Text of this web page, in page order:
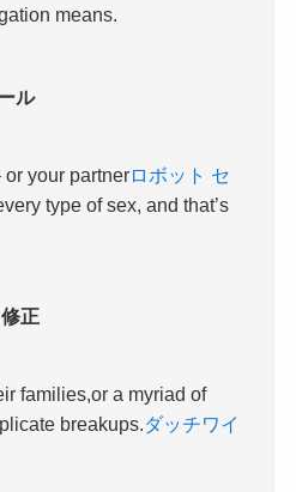
means.
ル
your partnerロボット セ
type of sex, and that’s
正
families,or a myriad of
breakups.ダッチワイ